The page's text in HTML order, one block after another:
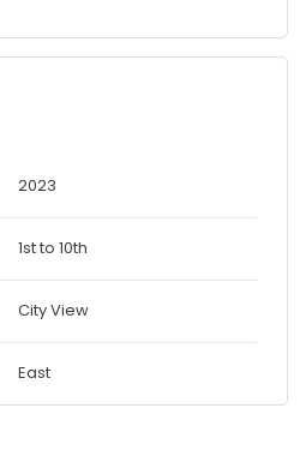
2023
1st to 10th
City View
East